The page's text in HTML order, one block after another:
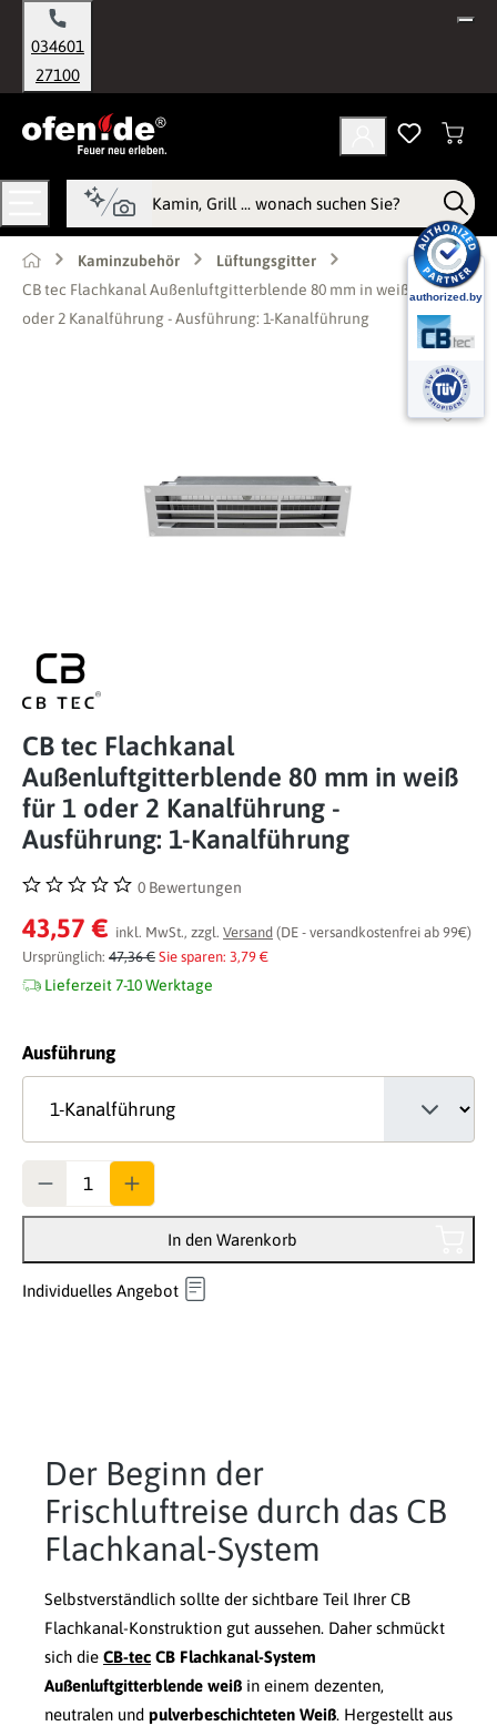
springen
034601
27100
Kaminzubehör
Lüftungsgitter
CB tec Flachkanal Außenluftgitterblende 80 mm in weiß für 1
oder 2 Kanalführung - Ausführung: 1-Kanalführung
CB tec Flachkanal
Außenluftgitterblende 80 mm in weiß
für 1 oder 2 Kanalführung -
Ausführung: 1-Kanalführung
Durchschnittliche Bewertung von 0 von 5 Sternen
0 Bewertungen
43,57 € inkl. MwSt., zzgl. Versand (DE - versandkostenfrei ab 99€)
Ursprünglich: 47,36 € Sie sparen: 3,79 €
Lieferzeit 7-10 Werktage
Ausführungauswählen
In den Warenkorb
Individuelles Angebot
Der Beginn der
Frischluftreise durch das CB
Flachkanal-System
Selbstverständlich sollte der sichtbare Teil Ihrer CB
Flachkanal-Konstruktion gut aussehen. Daher schmückt
sich die CB-tec CB Flachkanal-System
Außenluftgitterblende weiß in einem dezenten,
neutralen und pulverbeschichteten Weiß. Hergestellt aus